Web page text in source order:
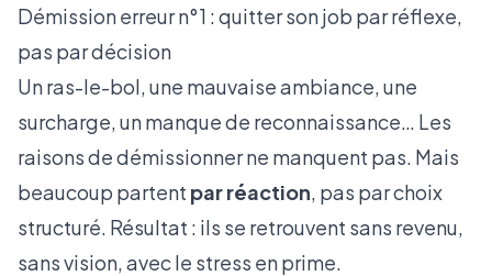
Démission erreur n°1 : quitter son job par réflexe,
pas par décision
Un ras-le-bol, une mauvaise ambiance, une
surcharge, un manque de reconnaissance… Les
raisons de démissionner ne manquent pas. Mais
beaucoup partent par réaction, pas par choix
structuré. Résultat : ils se retrouvent sans revenu,
sans vision, avec le stress en prime.